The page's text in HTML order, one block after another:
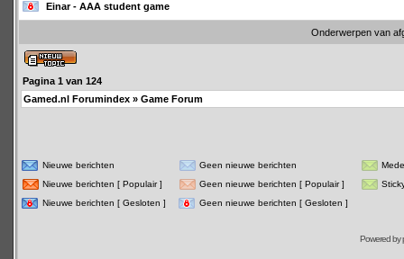
Einar - AAA student game
Onderwerpen van
Pagina 1 van 124
Gamed.nl Forumindex » Game Forum
Nieuwe berichten Geen nieuwe berichten
Nieuwe berichten [ Populair ]
Geen nieuwe berichten [ Populair ]
Nieuwe berichten [ Gesloten ]
Geen nieuwe berichten [ Gesloten ]
Powered by